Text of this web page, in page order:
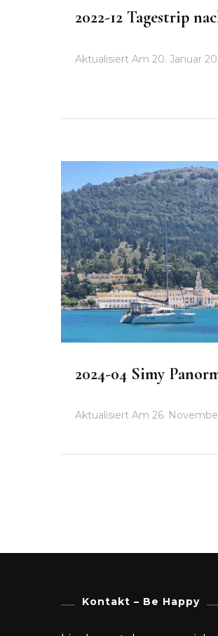
2022-12 Tagestrip
Aktualisiert Am 20. Januar
2024-04 Simy
Aktualisiert Am 26.
Kontakt – Be Happy